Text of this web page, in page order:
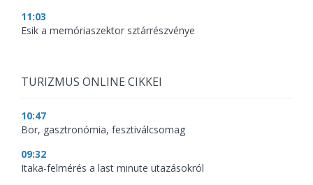
11:03
Esik a memóriaszektor sztárrészvénye
TURIZMUS ONLINE CIKKEI
10:47
Bor, gasztronómia, fesztiválcsomag
09:32
Itaka-felmérés a last minute utazásokról